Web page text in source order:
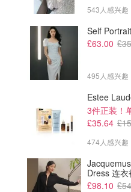
543人感兴趣
Self
£63.00
495人感兴趣
£35.64
474人感兴趣
Jacquemus La Bahia Mini
Dress 连衣
£98.10